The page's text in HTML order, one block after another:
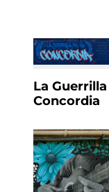
La
Concordia